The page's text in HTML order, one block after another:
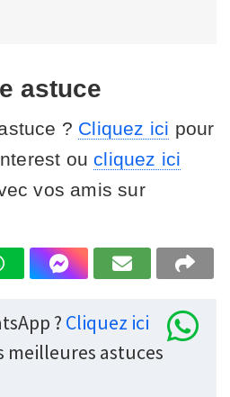
astuce
? Cliquez ici pour
ou cliquez ici
vos amis sur
? Cliquez ici
meilleures astuces